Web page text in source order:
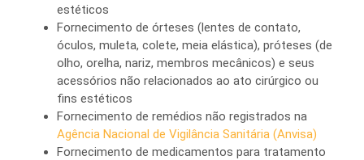
estéticos
Fornecimento de órteses (lentes de contato,
óculos, muleta, colete, meia elástica), próteses (de
olho, orelha, nariz, membros mecânicos) e seus
acessórios não relacionados ao ato cirúrgico ou
fins estéticos
Fornecimento de remédios não registrados na
Agência Nacional de Vigilância Sanitária (Anvisa)
Fornecimento de medicamentos para tratamento